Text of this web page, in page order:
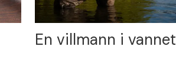
En villmann i vannet